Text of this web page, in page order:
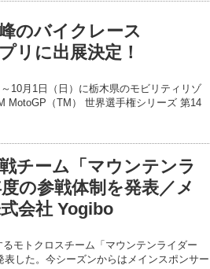
のバイクレース
リに出展決定！
10月1日（日）に栃木県のモビリティリゾ
MotoGP（TM） 世界選手権シリーズ 第14
チーム「マウンテンラ
の参戦体制を発表／メ
会社 Yogibo
モトクロスチーム「マウンテンライダー
した。今シーズンからはメインスポンサー